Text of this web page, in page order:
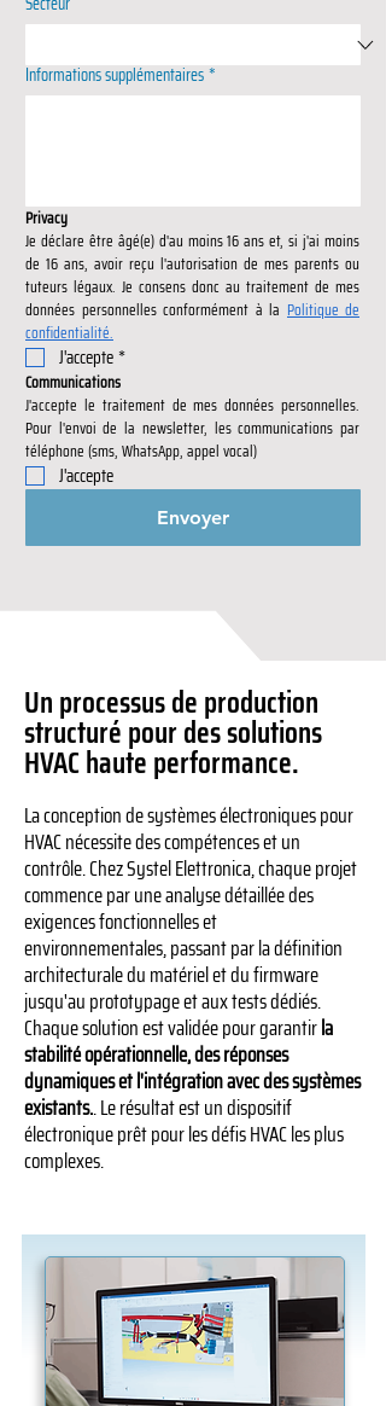
Informations supplémentaires*
Privacy
Je déclare être âgé(e) d'au moins 16 ans et, si j'ai moins
de 16 ans, avoir reçu l'autorisation de mes parents ou
tuteurs légaux. Je consens donc au traitement de mes
données personnelles conformément à la Politique de
confidentialité.
J'accepte *
Communications
J'accepte le traitement de mes données personnelles.
Pour l'envoi de la newsletter, les communications par
téléphone (sms, WhatsApp, appel vocal)
J'accepte
Envoyer
Un processus de production
structuré pour des solutions
HVAC haute performance.
La conception de systèmes électroniques pour
HVAC nécessite des compétences et un
contrôle. Chez Systel Elettronica, chaque projet
commence par une analyse détaillée des
exigences fonctionnelles et
environnementales, passant par la définition
architecturale du matériel et du firmware
jusqu'au prototypage et aux tests dédiés.
Chaque solution est validée pour garantirla
stabilité opérationnelle, des réponses
dynamiques et l'intégration avec des systèmes
existants.. Le résultat est un dispositif
électronique prêt pour les défis HVAC les plus
complexes.